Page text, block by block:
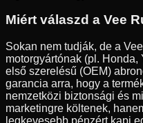
Miért válaszd a Vee
Sokan nem tudják, de a
motorgyártónak (pl.
első szerelésű (OEM)
garancia arra, hogy a
nemzetközi biztonsági és
marketingre költenek,
legkevesebb pénzért kapj